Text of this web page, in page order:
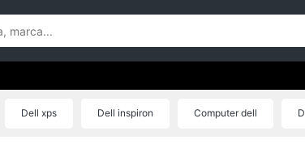
Dell xps Dell inspiron Computer dell